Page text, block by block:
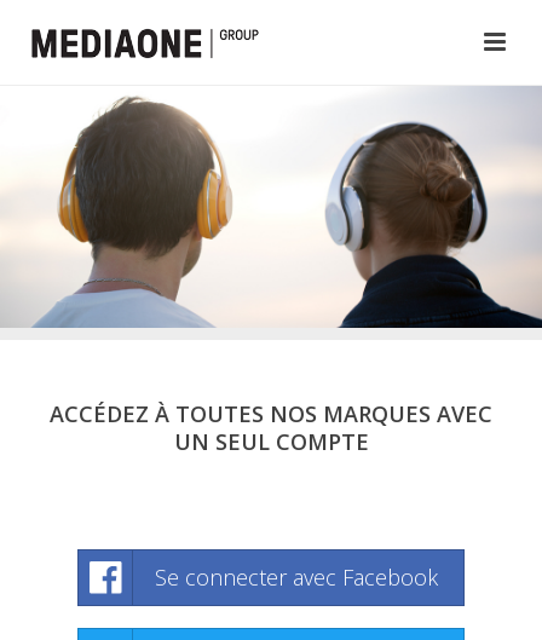
ACCÉDEZ À TOUTES NOS MARQUES AVEC
UN SEUL COMPTE
Se connecter avec Facebook